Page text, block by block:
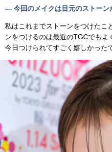
— 今回のメイクは目元のストーン
私はこれまでストーンをつけたこ
ンをつけるのは最近のTGCでもよ
今日つけられてすごく嬉しかった